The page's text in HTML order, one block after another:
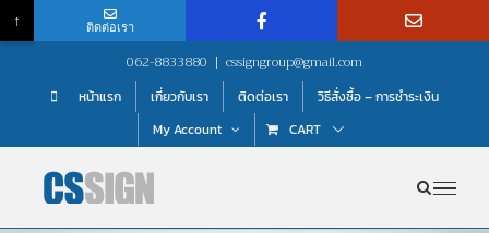
content
062-8833880 | cssigngroup@gmail.com
หน้าแรก เกี่ยวกับเรา ติดต่อเรา
วิธีสั่งซื้อ – การชำระเงิน
My Account
CART
↑ ติดต่อเรา